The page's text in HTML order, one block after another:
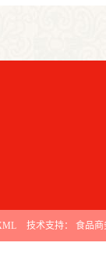
技术支持： 食品商